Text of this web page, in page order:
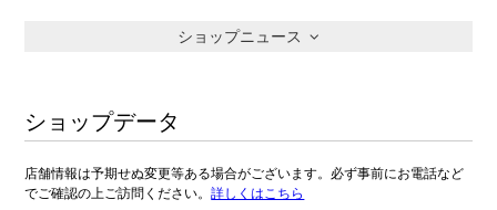
ショップニュース
ショップデータ
店舗情報は予期せぬ変更等ある場合がございます。必ず事前にお電話など
でご確認の上ご訪問ください。詳しくはこちら